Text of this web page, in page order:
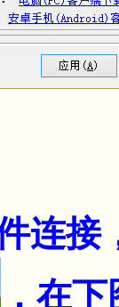
连接
，在